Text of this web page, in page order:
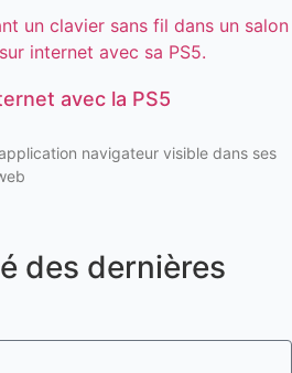
avec la PS5
navigateur visible dans ses
des dernières